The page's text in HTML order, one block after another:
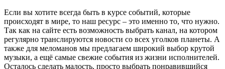
Если вы хотите всегда быть в курсе событий, которые
происходят в мире, то наш ресурс – это именно то, что нужно.
Так как на сайте есть возможность выбрать канал, на котором
регулярно транслируются новости со всех уголков планеты. А
также для меломанов мы предлагаем широкий выбор крутой
музыки, а ещё самые свежие события из жизни исполнителей.
Осталось сделать малость, просто выбрать понравившийся